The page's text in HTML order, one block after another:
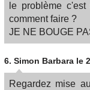
le problème
comment faire ?
JE NE BOUGE
6. Simon Barbara le
Regardez mise